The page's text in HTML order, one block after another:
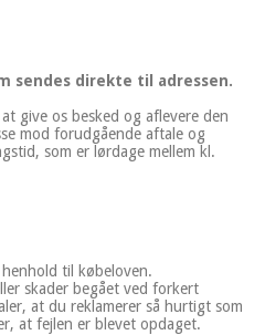
sendes direkte til adressen.
give os besked og aflevere den
mod forudgående aftale og
som er lørdage mellem kl.
til købeloven.
skader begået ved forkert
at du reklamerer så hurtigt som
at fejlen er blevet opdaget.